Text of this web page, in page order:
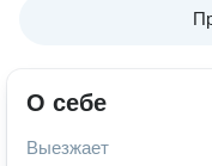
О себе
Выезжает